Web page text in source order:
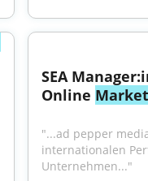
SEA
Online
"...ad pepper
internationalen
Unternehmen..."